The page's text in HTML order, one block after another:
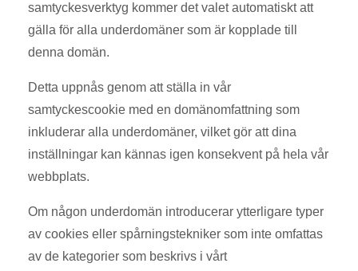
samtyckesverktyg kommer det valet automatiskt att
gälla för alla underdomäner som är kopplade till
denna domän.
Detta uppnås genom att ställa in vår
samtyckescookie med en domänomfattning som
inkluderar alla underdomäner, vilket gör att dina
inställningar kan kännas igen konsekvent på hela vår
webbplats.
Om någon underdomän introducerar ytterligare typer
av cookies eller spårningstekniker som inte omfattas
av de kategorier som beskrivs i vårt